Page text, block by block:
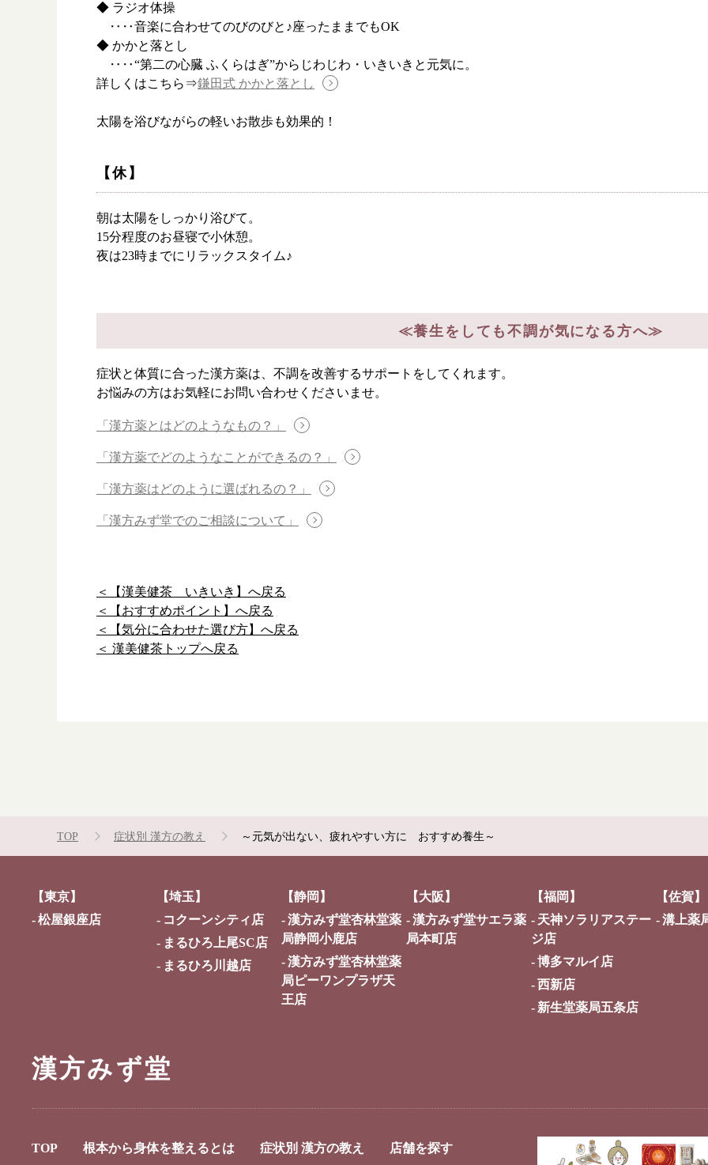
お知らせ
漢方を知る
◆ ラジオ体操
‥‥音楽に合わせてのびのびと♪座ったままでもOK
◆ かかと落とし
‥‥“第二の心臓 ふくらはぎ”からじわじわ・いきいきと元気に。
詳しくはこちら⇒鎌田式 かかと落とし
太陽を浴びながらの軽いお散歩も効果的！
【休】
朝は太陽をしっかり浴びて。
15分程度のお昼寝で小休憩。
夜は23時までにリラックスタイム♪
≪養生をしても不調が気になる方へ≫
症状と体質に合った漢方薬は、不調を改善するサポートをしてくれます。
お悩みの方はお気軽にお問い合わせくださいませ。
「漢方薬とはどのようなもの？」
「漢方薬でどのようなことができるの？」
「漢方薬はどのように選ばれるの？」
「漢方みず堂でのご相談について」
＜【漢美健茶 いきいき】へ戻る
＜【おすすめポイント】へ戻る
＜【気分に合わせた選び方】へ戻る
＜ 漢美健茶トップへ戻る
TOP 症状別 漢方の教え ～元気が出ない、疲れやすい方に おすすめ養生～
【東京】
松屋銀座店
【埼玉】
コクーンシティ店
まるひろ上尾SC店
まるひろ川越店
【静岡】
漢方みず堂杏林堂薬
局静岡小鹿店
漢方みず堂杏林堂薬
局ピーワンプラザ天
王店
【大阪】
漢方みず堂サエラ薬
局本町店
【福岡】
天神ソラリアステー
ジ店
博多マルイ店
西新店
新生堂薬局五条店
【佐賀】
溝上薬
漢方みず堂
TOP 根本から身体を整えるとは 症状別 漢方の教え 店舗を探す